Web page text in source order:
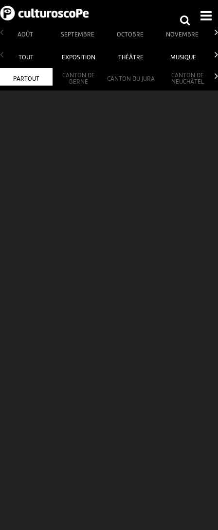
AOÛT SEPTEMBRE OCTOBRE NOVEMBRE
TOUT EXPOSITION THÉÂTRE MUSIQUE
PARTOUT
CANTON DE
BERNE
CANTON DU JURA
CANTON DE
NEUCHÂTEL